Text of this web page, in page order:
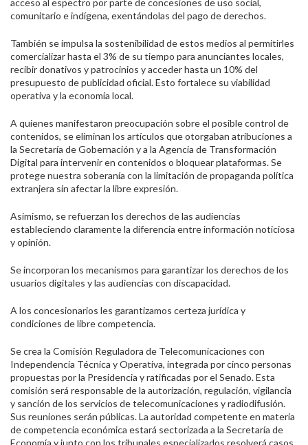
acceso al espectro por parte de concesiones de uso social,
comunitario e indígena, exentándolas del pago de derechos.
También se impulsa la sostenibilidad de estos medios al permitirles
comercializar hasta el 3% de su tiempo para anunciantes locales,
recibir donativos y patrocinios y acceder hasta un 10% del
presupuesto de publicidad oficial. Esto fortalece su viabilidad
operativa y la economía local.
A quienes manifestaron preocupación sobre el posible control de
contenidos, se eliminan los artículos que otorgaban atribuciones a
la Secretaría de Gobernación y a la Agencia de Transformación
Digital para intervenir en contenidos o bloquear plataformas. Se
protege nuestra soberanía con la limitación de propaganda política
extranjera sin afectar la libre expresión.
Asimismo, se refuerzan los derechos de las audiencias
estableciendo claramente la diferencia entre información noticiosa
y opinión.
Se incorporan los mecanismos para garantizar los derechos de los
usuarios digitales y las audiencias con discapacidad.
A los concesionarios les garantizamos certeza jurídica y
condiciones de libre competencia.
Se crea la Comisión Reguladora de Telecomunicaciones con
Independencia Técnica y Operativa, integrada por cinco personas
propuestas por la Presidencia y ratificadas por el Senado. Esta
comisión será responsable de la autorización, regulación, vigilancia
y sanción de los servicios de telecomunicaciones y radiodifusión.
Sus reuniones serán públicas. La autoridad competente en materia
de competencia económica estará sectorizada a la Secretaría de
Economía y junto con los tribunales especializados resolverá casos